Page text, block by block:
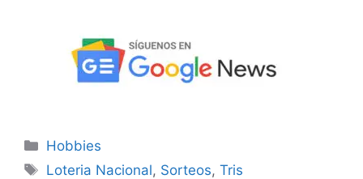
Categorías
Hobbies
Etiquetas
Loteria Nacional, Sorteos,Tris